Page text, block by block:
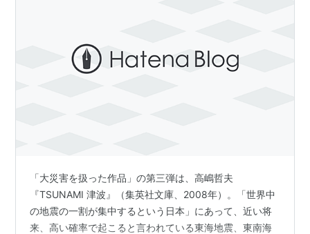
「大災害を扱った作品」の第三弾は、高嶋哲夫
『TSUNAMI 津波』（集英社文庫、2008年）。「世界中
の地震の一割が集中するという日本」にあって、近い将
来、高い確率で起こると言われている東海地震、東南海